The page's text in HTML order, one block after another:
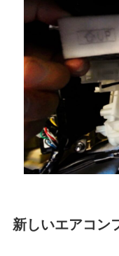
新しいエアコン